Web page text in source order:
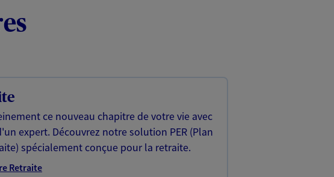
ce nouveau chapitre de votre vie avec
expert. Découvrez notre solution PER (Plan
spécialement conçue pour la retraite.
Retraite